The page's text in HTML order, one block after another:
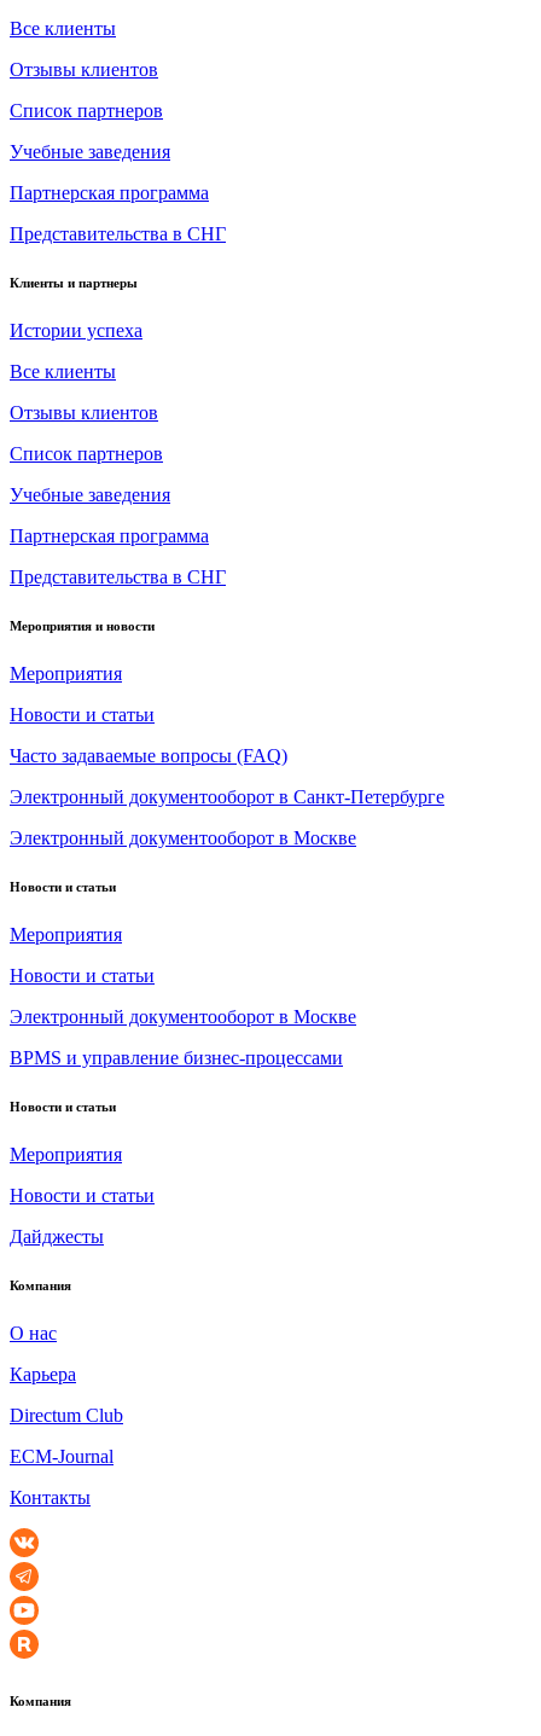
Все клиенты
Отзывы клиентов
Список партнеров
Учебные заведения
Партнерская программа
Представительства в СНГ
Клиенты и партнеры
Истории успеха
Все клиенты
Отзывы клиентов
Список партнеров
Учебные заведения
Партнерская программа
Представительства в СНГ
Мероприятия и новости
Мероприятия
Новости и статьи
Часто задаваемые вопросы (FAQ)
Электронный документооборот в Санкт-Петербурге
Электронный документооборот в Москве
Новости и статьи
Мероприятия
Новости и статьи
Электронный документооборот в Москве
BPMS и управление бизнес-процессами
Новости и статьи
Мероприятия
Новости и статьи
Дайджесты
Компания
О нас
Карьера
Directum Club
ECM-Journal
Контакты
Компания